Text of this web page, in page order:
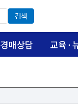
검색
경매상담 교육·